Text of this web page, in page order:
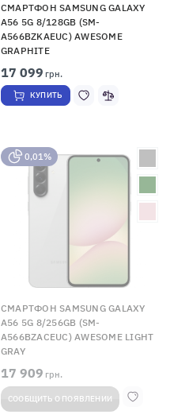
СМАРТФОН SAMSUNG GALAXY
A56 5G 8/128GB (SM-
A566BZKAEUC) AWESOME
GRAPHITE
17 099 грн.
КУПИТЬ
0,01%
СМАРТФОН SAMSUNG GALAXY
A56 5G 8/256GB (SM-
A566BZACEUC) AWESOME LIGHT
GRAY
17 909 грн.
СООБЩИТЬ О ПОЯВЛЕНИИ